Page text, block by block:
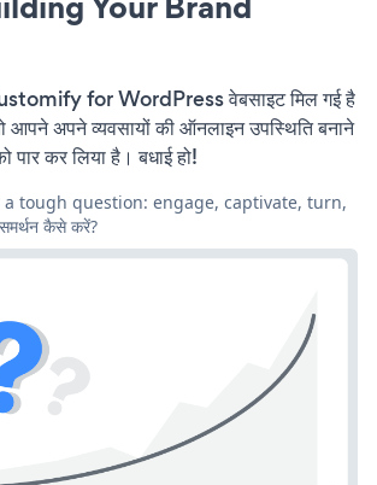
for WordPress वेबसाइट मिल गई है
अपने व्यवसायों की ऑनलाइन उपस्थिति बनाने
पार कर लिया है। बधाई हो!
a tough question: engage, captivate, turn,
कैसे करें?